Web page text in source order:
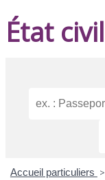
État civil
Accueil particuliers >